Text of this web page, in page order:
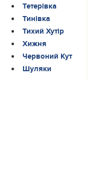
Тетерівка
Тинівка
Тихий Хутір
Хижня
Червоний Кут
Шуляки